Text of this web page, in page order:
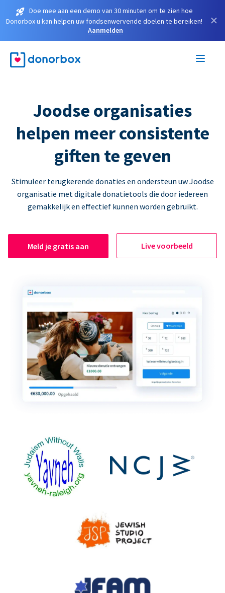
Doe mee aan een demo van 30 minuten om te zien hoe
Donorbox u kan helpen uw fondsenwervende doelen te bereiken!
Aanmelden
×
Joodse organisaties
helpen meer consistente
giften te geven
Stimuleer terugkerende donaties en ondersteun uw Joodse
organisatie met digitale donatietools die door iedereen
gemakkelijk en effectief kunnen worden gebruikt.
Meld je gratis aan Live voorbeeld